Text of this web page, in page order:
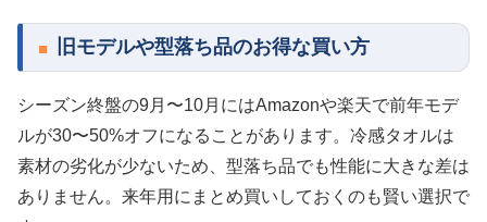
旧モデルや型落ち品のお得な買い方
シーズン終盤の9月〜10月にはAmazonや楽天で前年モデ
ルが30〜50%オフになることがあります。冷感タオルは
素材の劣化が少ないため、型落ち品でも性能に大きな差は
ありません。来年用にまとめ買いしておくのも賢い選択で